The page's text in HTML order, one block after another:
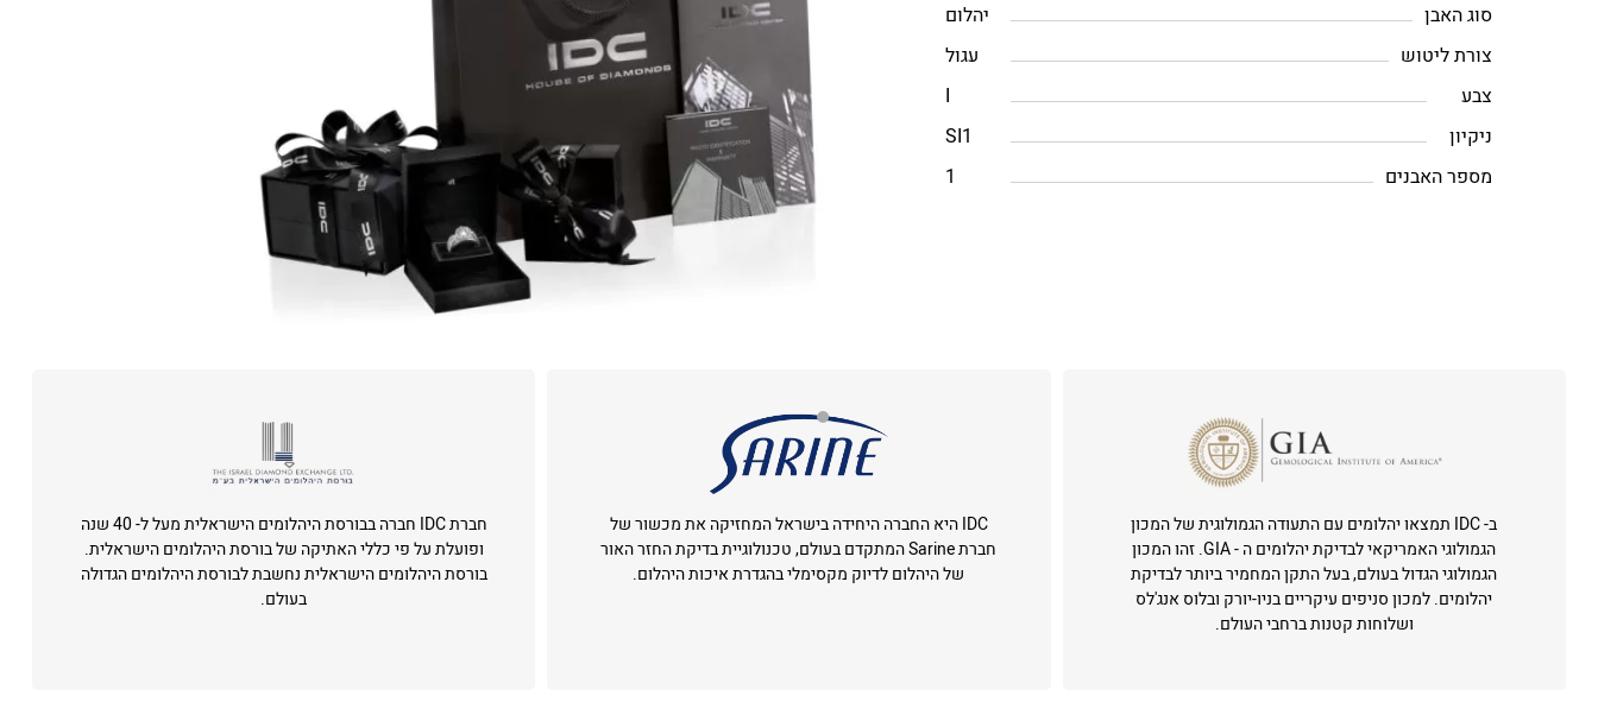
סוג האבן
יהלום
צורת ליטוש
עגול
צבע
I
ניקיון
SI1
מספר האבנים
1
ב- IDC תמצאו יהלומים עם התעודה הגמולוגית של המכון
הגמולוגי האמריקאי לבדיקת יהלומים ה - GIA. זהו המכון
הגמולוגי הגדול בעולם, בעל התקן המחמיר ביותר לבדיקת
יהלומים. למכון סניפים עיקריים בניו-יורק ובלוס אנג'לס
ושלוחות קטנות ברחבי העולם.
IDC היא החברה היחידה בישראל המחזיקה את מכשור של
חברת Sarine המתקדם בעולם, טכנולוגיית בדיקת החזר האור
של היהלום לדיוק מקסימלי בהגדרת איכות היהלום.
חברת IDC חברה בבורסת היהלומים הישראלית מעל ל- 40 שנה
ופועלת על פי כללי האתיקה של בורסת היהלומים הישראלית.
בורסת היהלומים הישראלית נחשבת לבורסת היהלומים הגדולה
בעולם.